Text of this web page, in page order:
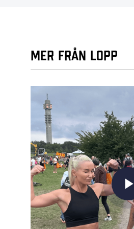
Mer från Lopp
play_arrow